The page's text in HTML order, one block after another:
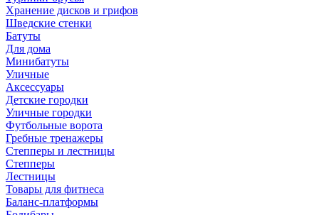
Хранение дисков и грифов
Шведские стенки
Батуты
Для дома
Минибатуты
Уличные
Аксессуары
Детские городки
Уличные городки
Футбольные ворота
Гребные тренажеры
Степперы и лестницы
Степперы
Лестницы
Товары для фитнеса
Баланс-платформы